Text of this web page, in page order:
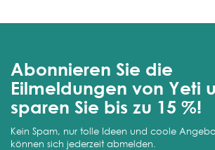
Abonnieren Sie die
Eilmeldungen von Yeti
sparen Sie bis zu 15 %!
Kein Spam, nur tolle Ideen und coole
können sich jederzeit abmelden.